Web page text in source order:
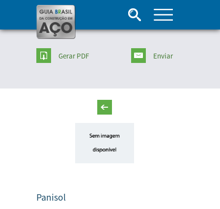
Gerar PDF Enviar
Panisol